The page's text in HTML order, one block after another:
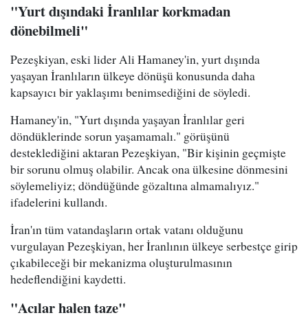
"Yurt dışındaki İranlılar korkmadan
dönebilmeli"
Pezeşkiyan, eski lider Ali Hamaney'in, yurt dışında
yaşayan İranlıların ülkeye dönüşü konusunda daha
kapsayıcı bir yaklaşımı benimsediğini de söyledi.
Hamaney'in, "Yurt dışında yaşayan İranlılar geri
döndüklerinde sorun yaşamamalı." görüşünü
desteklediğini aktaran Pezeşkiyan, "Bir kişinin geçmişte
bir sorunu olmuş olabilir. Ancak ona ülkesine dönmesini
söylemeliyiz; döndüğünde gözaltına almamalıyız."
ifadelerini kullandı.
İran'ın tüm vatandaşların ortak vatanı olduğunu
vurgulayan Pezeşkiyan, her İranlının ülkeye serbestçe girip
çıkabileceği bir mekanizma oluşturulmasının
hedeflendiğini kaydetti.
"Acılar halen taze"